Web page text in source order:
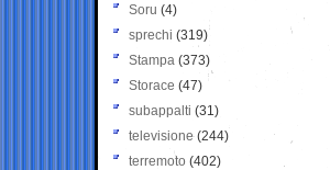
Soru (4)
sprechi (319)
Stampa (373)
Storace (47)
subappalti (31)
televisione(244)
terremoto (402)